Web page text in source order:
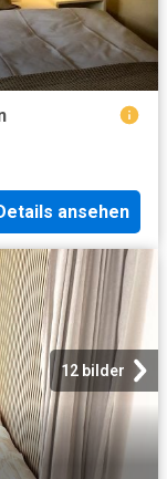
ansehen
12 bilder